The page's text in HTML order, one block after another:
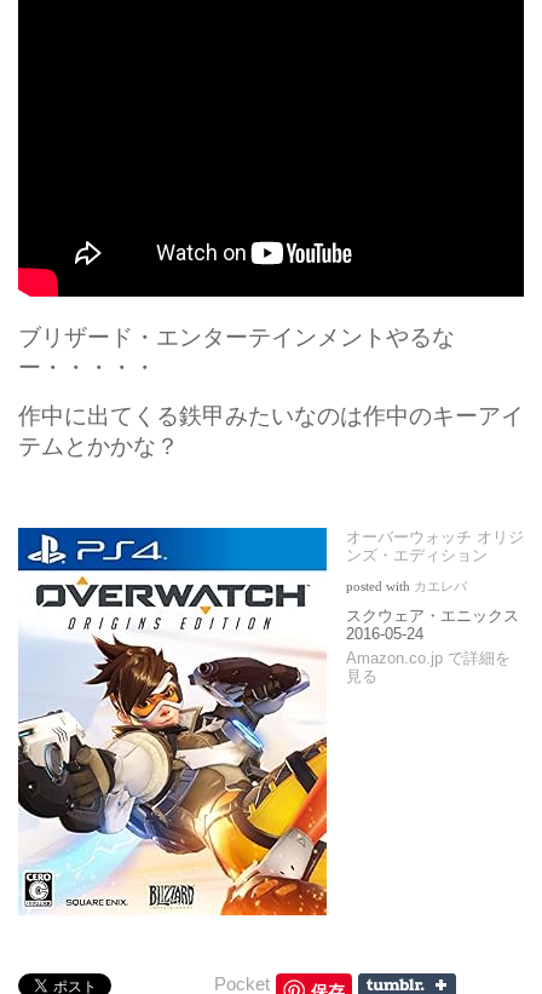
PV
コマーシャル
ミュージックビデオ
ゲーム
トレーラー
ショートフィルム
プラグイン・ツール
プラグイン
ツール
スクリプト
メイキング
ドキュメント
本
参考資料
ダウンロード
素材・3Dモデル・ブラシ
ブリザード・エンターテインメントやるな
ー・・・・・
作中に出てくる鉄甲みたいなのは作中のキーアイ
テムとかかな？
オーバーウォッチ オリジ
ンズ・エディション
posted with カエレバ
スクウェア・エニックス
2016-05-24
Amazon.co.jp で詳細を
見る
Pocket